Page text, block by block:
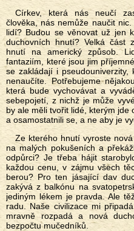
Církev, která nás neučí zastat se pravdy a spravedlivého
člověka, nás nemůže naučit
lidí? Budou se věnovat už jen
duchovních hnutí? Velká část
hnutí na americký způsob.
fantaziím, které jsou jim
se zakládají i
nenaučíte. Potřebujeme
která bude vychovávat a
sebepojetí, z nichž je může
by ale měli tvořit lidé, kterým jde
a osamostatnili se, a ne aby je
Ze kterého hnutí vyroste nová církev? Vždyť se všechny tříští již
na malých pokušeních a
odpůrci? Je třeba hájit
každou cenu, v zájmu všech
berou? Pro ten jásající dav
zakývá z balkónu na
jediným lékem je pravda. Ale
radu. Naše civilizace mi
mravně rozpadá a nová
bezpočtu mučedníků.